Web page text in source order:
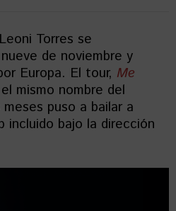
Torres se
de noviembre y
Europa. El tour, Me
mismo nombre del
puso a bailar a
incluido bajo la dirección